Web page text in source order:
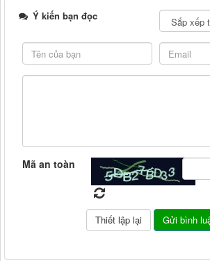
Ý kiến bạn đọc
Mã an toàn